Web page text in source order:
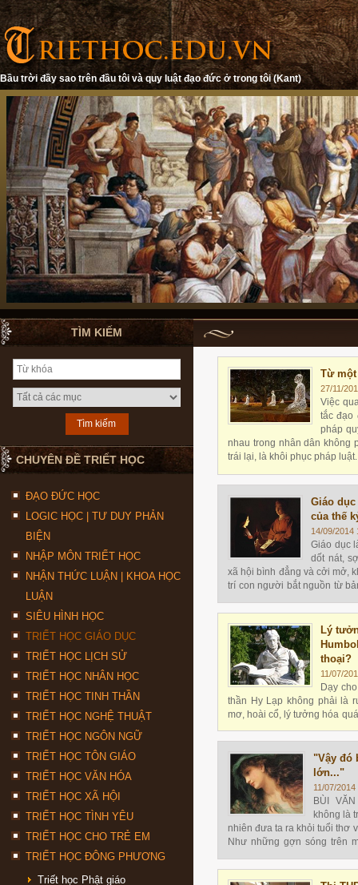
Bầu trời đầy sao trên đầu tôi và quy luật đạo đức ở trong tôi (Kant)
TÌM KIẾM
CHUYÊN ĐỀ TRIẾT HỌC
ĐẠO ĐỨC HỌC
LOGIC HỌC | TƯ DUY PHẢN
BIỆN
NHẬP MÔN TRIẾT HỌC
NHẬN THỨC LUẬN | KHOA HỌC
LUẬN
SIÊU HÌNH HỌC
TRIẾT HỌC GIÁO DỤC
TRIẾT HỌC LỊCH SỬ
TRIẾT HỌC NHÂN HỌC
TRIẾT HỌC TINH THẦN
TRIẾT HỌC NGHỆ THUẬT
TRIẾT HỌC NGÔN NGỮ
TRIẾT HỌC TÔN GIÁO
TRIẾT HỌC VĂN HÓA
TRIẾT HỌC XÃ HỘI
TRIẾT HỌC TÌNH YÊU
TRIẾT HỌC CHO TRẺ EM
TRIẾT HỌC ĐÔNG PHƯƠNG
Triết học Phật giáo
Từ
27/11/
Việc
tắc đạo
pháp
nhau trong nhân dân không
trái lại, là khôi phục pháp luật.
Giáo
của thế
14/09/2014
Giáo dục
dốt nát,
xã hội bình đẳng và cởi mở,
trí con người bắt nguồn từ
Lý
thoại?
11/07/
Dạy
thần Hy Lạp không phải là
mơ, hoài cổ, lý tưởng hóa
tại. Trái lại, tinh thần ấy gần
của ông trong việc đào luyện
"Vậy đó
lớn..."
11/07/2014
BÙI
không là
nhiên đưa ta ra khỏi tuổi thơ
Như những gợn sóng trên
say mê